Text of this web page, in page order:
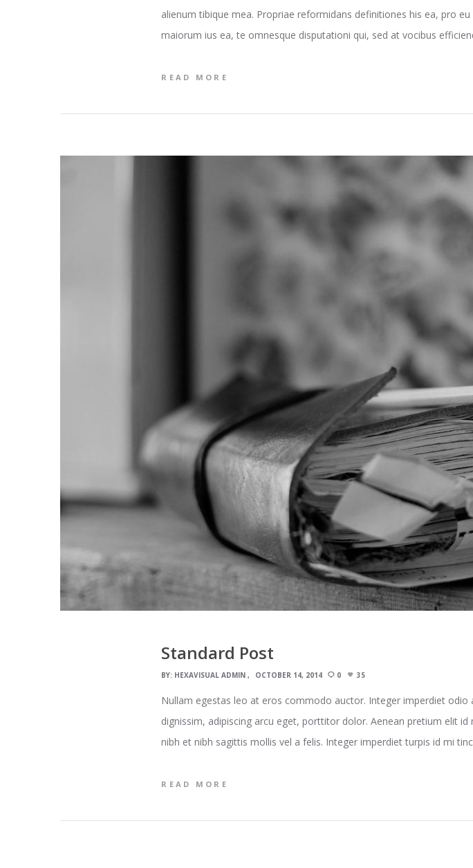
alienum tibique mea. Propriae reformidans definitiones his ea, pro
maiorum ius ea, te omnesque disputationi qui, sed at vocibus
READ MORE
Standard Post
BY: HEXAVISUAL ADMIN OCTOBER 14, 2014 0 35
Nullam egestas leo at eros commodo auctor. Integer imperdiet odio
dignissim, adipiscing arcu eget, porttitor dolor. Aenean pretium elit
nibh et nibh sagittis mollis vel a felis. Integer imperdiet turpis id mi
READ MORE